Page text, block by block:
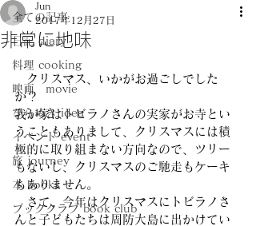
全ての記事
日記 diary
料理 cooking
映画 movie
ひらめき idea
イベント event
旅 journey
本 books
ブッククラブ book club
非常に地味
Jun
2017年12月27日
クリスマス、いかがお過ごしでした
か？
我が家はトビラノさんの実家がお寺とい
うこともありまして、クリスマスには積
極的に取り組まない方向なので、ツリー
もないし、クリスマスのご馳走もケーキ
もありません。
さて、今年はクリスマスにトビラノさ
んと子どもたちは周防大島に出かけてい